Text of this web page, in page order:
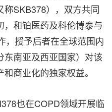
SKB378），双方共同
和铂医药及科伦博泰与
，授予后者在全球范围内
东南亚及西亚国家）对该
商业化的独家权益。
也在COPD领域开展临